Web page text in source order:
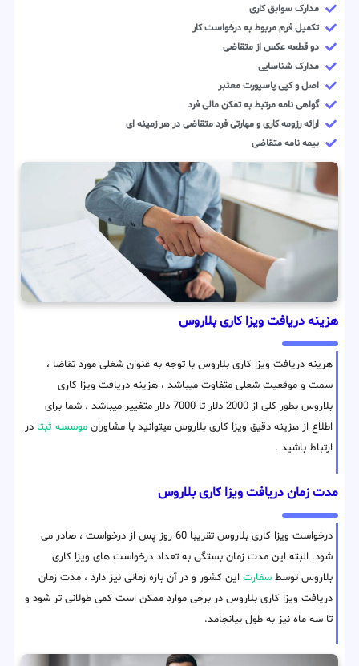
مدارک سوابق کاری
تکمیل فرم مربوط به درخواست کار
دو قطعه عکس از متقاضی
مدارک شناسایی
اصل و کپی پاسپورت معتبر
گواهی نامه مرتبط به تمکن مالی فرد
ارائه رزومه کاری و مهارتی فرد متقاضی در هر زمینه ای
بیمه نامه متقاضی
هزینه دریافت ویزا کاری بلاروس
هرینه دریافت ویزا کاری بلاروس با توجه به عنوان شغلی مورد تقاضا ،
سمت و موقعیت شعلی متفاوت میباشد ، هزینه دریافت ویزا کاری
بلاروس بطور کلی از 2000 دلار تا 7000 دلار متغییر میباشد . شما برای
اطلاع از هزینه دقیق ویزا کاری بلاروس میتوانید با مشاوران موسسه ثبتا در
ارتباط باشید .
مدت زمان دریافت ویزا کاری بلاروس
درخواست ویزا کاری بلاروس تقریبا 60 روز پس از درخواست ، صادر می
شود. البته این مدت زمان بستگی به تعداد درخواست های ویزا کاری
بلاروس توسط سفارت این کشور و در آن بازه زمانی نیز دارد ، مدت زمان
دریافت ویزا کاری بلاروس در برخی موارد ممکن است کمی طولانی تر شود و
تا سه ماه نیز به طول بیانجامد.